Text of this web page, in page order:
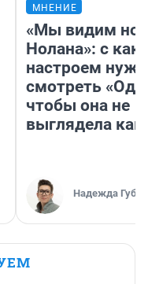
МНЕНИЕ
«Мы видим
Нолана»: с
настроем
смотреть
чтобы она не
выглядела как
Надежда